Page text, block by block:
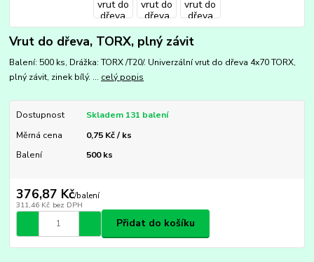
Vrut do dřeva, TORX, plný závit
Balení: 500 ks, Drážka: TORX /T20/. Univerzální vrut do dřeva 4x70 TORX,
plný závit, zinek bílý. ... celý popis
Dostupnost
Skladem 131 balení
Měrná cena
0,75 Kč / ks
Balení
500 ks
376,87 Kč/balení
311,46 Kč bez DPH
Přidat do košíku